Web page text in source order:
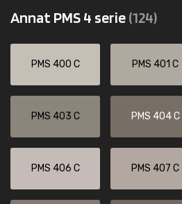
Annat PMS 4 serie(124)
PMS 400 C PMS 401 C
PMS 403 C PMS 404 C
PMS 406 C PMS 407 C